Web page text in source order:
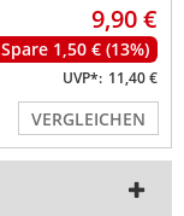
9,90 €
Spare 1,50 € (13%)
UVP*: 11,40 €
VERGLEICHEN